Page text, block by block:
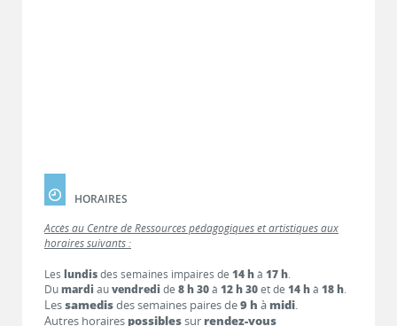
HORAIRES
Accès au Centre de Ressources pédagogiques et artistiques aux
horaires suivants :
Les lundisdes semaines impaires de 14 hà 17 h.
Dumardi auvendredi de 8 h 30à 12 h 30et de 14 hà 18 h.
Lessamedisdes semaines paires de9 h à midi.
Autres horaires possiblessur rendez-vous